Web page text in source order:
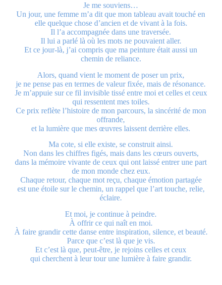
Je me souviens…
Un jour, une femme m’a dit que mon tableau avait touché en
elle quelque chose d’ancien et de vivant à la fois.
Il l’a accompagnée dans une traversée.
Il lui a parlé là où les mots ne pouvaient aller.
Et ce jour-là, j’ai compris que ma peinture était aussi un
chemin de reliance.
Alors, quand vient le moment de poser un prix,
je ne pense pas en termes de valeur fixée, mais de résonance.
Je m’appuie sur ce fil invisible tissé entre moi et celles et ceux
qui ressentent mes toiles.
Ce prix reflète l’histoire de mon parcours, la sincérité de mon
offrande,
et la lumière que mes œuvres laissent derrière elles.
Ma cote, si elle existe, se construit ainsi.
Non dans les chiffres figés, mais dans les cœurs ouverts,
dans la mémoire vivante de ceux qui ont laissé entrer une part
de mon monde chez eux.
Chaque retour, chaque mot reçu, chaque émotion partagée
est une étoile sur le chemin, un rappel que l’art touche, relie,
éclaire.
Et moi, je continue à peindre.
À offrir ce qui naît en moi.
À faire grandir cette danse entre inspiration, silence, et beauté.
Parce que c’est là que je vis.
Et c’est là que, peut-être, je rejoins celles et ceux
qui cherchent à leur tour une lumière à faire grandir.